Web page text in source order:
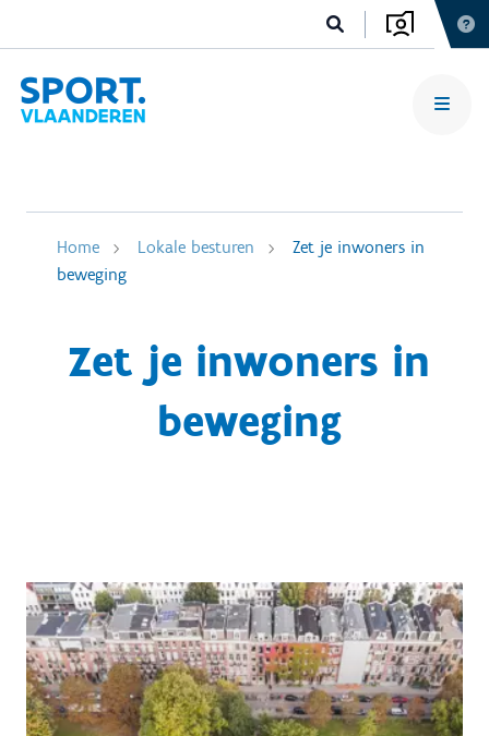
Home Lokale besturen
Zet je inwoners in
beweging
Zet je inwoners in
beweging